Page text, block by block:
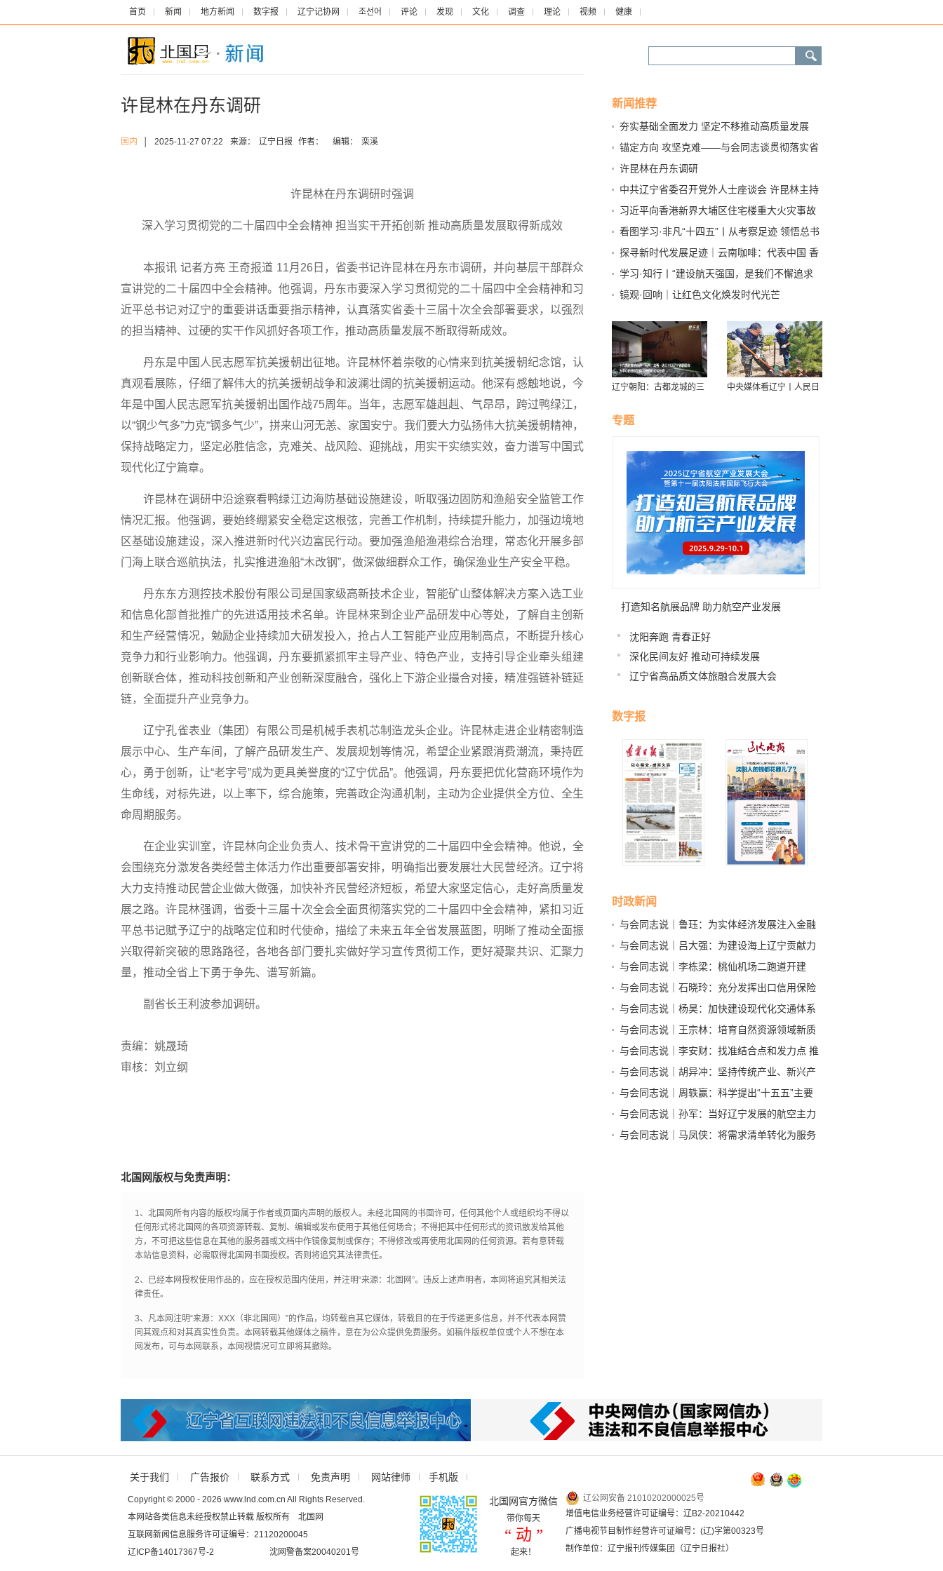
首页 新闻 地方新闻 数字报 辽宁记协网 조선어 评论 发现 文化 调查 理论 视频 健康
许昆林在丹东调研
国内 2025-11-27 07:22 来源： 辽宁日报 作者： 编辑： 栾溪
许昆林在丹东调研时强调
深入学习贯彻党的二十届四中全会精神 担当实干开拓创新 推动高质量发展取得新成效
本报讯 记者方亮 王奇报道 11月26日，省委书记许昆林在丹东市调研，并向基层干部群众
宣讲党的二十届四中全会精神。他强调，丹东市要深入学习贯彻党的二十届四中全会精神和习
近平总书记对辽宁的重要讲话重要指示精神，认真落实省委十三届十次全会部署要求，以强烈
的担当精神、过硬的实干作风抓好各项工作，推动高质量发展不断取得新成效。
丹东是中国人民志愿军抗美援朝出征地。许昆林怀着崇敬的心情来到抗美援朝纪念馆，认
真观看展陈，仔细了解伟大的抗美援朝战争和波澜壮阔的抗美援朝运动。他深有感触地说，今
年是中国人民志愿军抗美援朝出国作战75周年。当年，志愿军雄赳赳、气昂昂，跨过鸭绿江，
以“钢少气多”力克“钢多气少”，拼来山河无恙、家国安宁。我们要大力弘扬伟大抗美援朝精神，
保持战略定力，坚定必胜信念，克难关、战风险、迎挑战，用实干实绩实效，奋力谱写中国式
现代化辽宁篇章。
许昆林在调研中沿途察看鸭绿江边海防基础设施建设，听取强边固防和渔船安全监管工作
情况汇报。他强调，要始终绷紧安全稳定这根弦，完善工作机制，持续提升能力，加强边境地
区基础设施建设，深入推进新时代兴边富民行动。要加强渔船渔港综合治理，常态化开展多部
门海上联合巡航执法，扎实推进渔船“木改钢”，做深做细群众工作，确保渔业生产安全平稳。
丹东东方测控技术股份有限公司是国家级高新技术企业，智能矿山整体解决方案入选工业
和信息化部首批推广的先进适用技术名单。许昆林来到企业产品研发中心等处，了解自主创新
和生产经营情况，勉励企业持续加大研发投入，抢占人工智能产业应用制高点，不断提升核心
竞争力和行业影响力。他强调，丹东要抓紧抓牢主导产业、特色产业，支持引导企业牵头组建
创新联合体，推动科技创新和产业创新深度融合，强化上下游企业撮合对接，精准强链补链延
链，全面提升产业竞争力。
辽宁孔雀表业（集团）有限公司是机械手表机芯制造龙头企业。许昆林走进企业精密制造
展示中心、生产车间，了解产品研发生产、发展规划等情况，希望企业紧跟消费潮流，秉持匠
心，勇于创新，让“老字号”成为更具美誉度的“辽宁优品”。他强调，丹东要把优化营商环境作为
生命线，对标先进，以上率下，综合施策，完善政企沟通机制，主动为企业提供全方位、全生
命周期服务。
在企业实训室，许昆林向企业负责人、技术骨干宣讲党的二十届四中全会精神。他说，全
会围绕充分激发各类经营主体活力作出重要部署安排，明确指出要发展壮大民营经济。辽宁将
大力支持推动民营企业做大做强，加快补齐民营经济短板，希望大家坚定信心，走好高质量发
展之路。许昆林强调，省委十三届十次全会全面贯彻落实党的二十届四中全会精神，紧扣习近
平总书记赋予辽宁的战略定位和时代使命，描绘了未来五年全省发展蓝图，明晰了推动全面振
兴取得新突破的思路路径，各地各部门要扎实做好学习宣传贯彻工作，更好凝聚共识、汇聚力
量，推动全省上下勇于争先、谱写新篇。
副省长王利波参加调研。
责编：姚晟琦
审核：刘立纲
北国网版权与免责声明：
1、北国网所有内容的版权均属于作者或页面内声明的版权人。未经北国网的书面许可，任何其他个人或组织均不得以
任何形式将北国网的各项资源转载、复制、编辑或发布使用于其他任何场合；不得把其中任何形式的资讯散发给其他
方，不可把这些信息在其他的服务器或文档中作镜像复制或保存；不得修改或再使用北国网的任何资源。若有意转载
本站信息资料，必需取得北国网书面授权。否则将追究其法律责任。
2、已经本网授权使用作品的，应在授权范围内使用，并注明“来源：北国网”。违反上述声明者，本网将追究其相关法
律责任。
3、凡本网注明“来源：XXX（非北国网）”的作品，均转载自其它媒体，转载目的在于传递更多信息，并不代表本网赞
同其观点和对其真实性负责。本网转载其他媒体之稿件，意在为公众提供免费服务。如稿件版权单位或个人不想在本
网发布，可与本网联系，本网视情况可立即将其撤除。
新闻推荐
夯实基础全面发力 坚定不移推动高质量发展
锚定方向 攻坚克难——与会同志谈贯彻落实省
委十三届十次全会精神
许昆林在丹东调研
中共辽宁省委召开党外人士座谈会 许昆林主持
并讲话
习近平向香港新界大埔区住宅楼重大火灾事故
遇难人员和殉职的消防员表示哀悼 对遇难者家属
和受灾人员表示慰问 要求全力以赴扑灭火灾 努
力把火灾伤亡损失降到最低
看图学习·非凡“十四五”丨从考察足迹 领悟总书
记“坚持发展实业”的深意
探寻新时代发展足迹｜云南咖啡：代表中国 香
飘世界
学习·知行丨“建设航天强国，是我们不懈追求
的航天梦”
镜观·回响｜让红色文化焕发时代光芒
辽宁朝阳：古都龙城的三
中央媒体看辽宁丨人民日
专题
打造知名航展品牌 助力航空产业发展
沈阳奔跑 青春正好
深化民间友好 推动可持续发展
辽宁省高品质文体旅融合发展大会
数字报
时政新闻
与会同志说｜鲁珏：为实体经济发展注入金融
活水
与会同志说｜吕大强：为建设海上辽宁贡献力
与会同志说｜李栋梁：桃仙机场二跑道开建
与会同志说｜石晓玲：充分发挥出口信用保险
作用
与会同志说｜杨昊：加快建设现代化交通体系
与会同志说｜王宗林：培育自然资源领域新质
生产力
与会同志说｜李安财：找准结合点和发力点 推
动全会精神转化为生动实践
与会同志说｜胡异冲：坚持传统产业、新兴产
业、未来产业协同发力
与会同志说｜周轶赢：科学提出“十五五”主要
目标指标
与会同志说｜孙军：当好辽宁发展的航空主力
与会同志说｜马凤侠：将需求清单转化为服务
关于我们 广告报价 联系方式 免责声明 网站律师 手机版
Copyright © 2000 - 2026 www.lnd.com.cn All Rights Reserved.
本网站各类信息未经授权禁止转载 版权所有 北国网
互联网新闻信息服务许可证编号：21120200045
辽ICP备14017367号-2
沈网警备案20040201号
北国网官方微信
带你每天
“ 动 ”
起来！
辽公网安备 21010202000025号
增值电信业务经营许可证编号：辽B2-20210442
广播电视节目制作经营许可证编号：(辽)字第00323号
制作单位：辽宁报刊传媒集团（辽宁日报社）